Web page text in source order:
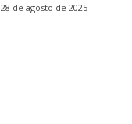
28 de agosto de 2025